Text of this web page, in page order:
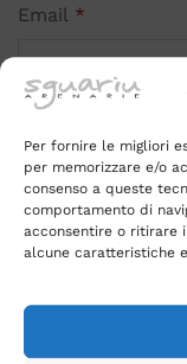
Per fornire le migliori
per memorizzare e/o
consenso a queste
comportamento di
acconsentire o ritirare
alcune caratteristiche
Email *
Salva il mio
browser per la